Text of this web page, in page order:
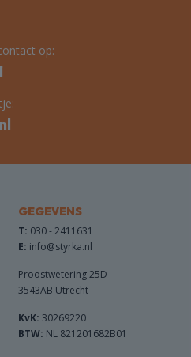
op:
GEGEVENS
T: 030 - 2411631
E: info@styrka.nl
Proostwetering 25D
3543AB Utrecht
KvK: 30269220
BTW: NL 821201682B01